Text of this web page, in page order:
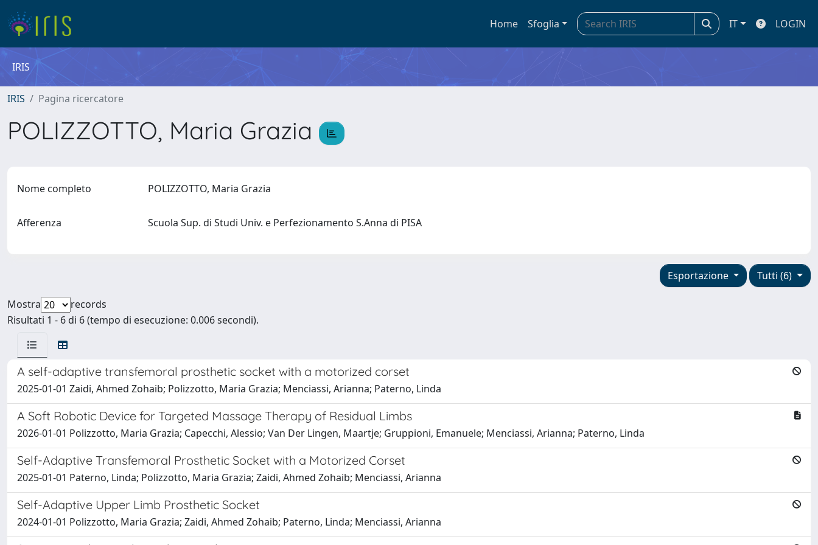
Home Sfoglia IT LOGIN
IRIS
IRIS Pagina ricercatore
POLIZZOTTO, Maria Grazia
Nome completo POLIZZOTTO, Maria Grazia
Afferenza Scuola Sup. di Studi Univ. e Perfezionamento S.Anna di PISA
Tutti (6)
Esportazione
Mostra
records
Risultati 1 - 6 di 6 (tempo di esecuzione: 0.006 secondi).
A self-adaptive transfemoral prosthetic socket with a motorized corset
2025-01-01 Zaidi, Ahmed Zohaib; Polizzotto, Maria Grazia; Menciassi, Arianna; Paterno, Linda
A Soft Robotic Device for Targeted Massage Therapy of Residual Limbs
2026-01-01 Polizzotto, Maria Grazia; Capecchi, Alessio; Van Der Lingen, Maartje; Gruppioni, Emanuele; Menciassi, Arianna; Paterno, Linda
Self-Adaptive Transfemoral Prosthetic Socket with a Motorized Corset
2025-01-01 Paterno, Linda; Polizzotto, Maria Grazia; Zaidi, Ahmed Zohaib; Menciassi, Arianna
Self-Adaptive Upper Limb Prosthetic Socket
2024-01-01 Polizzotto, Maria Grazia; Zaidi, Ahmed Zohaib; Paterno, Linda; Menciassi, Arianna